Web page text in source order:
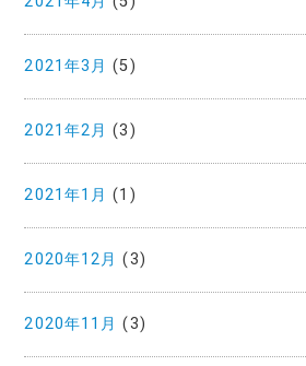
2021年3月 (5)
2021年2月 (3)
2021年1月 (1)
2020年12月 (3)
2020年11月 (3)